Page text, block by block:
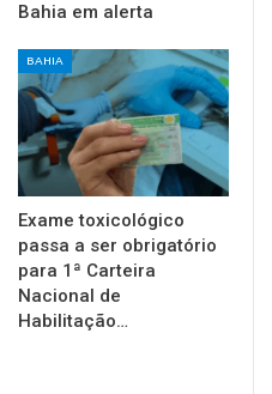
Bahia em alerta
BAHIA
Exame toxicológico
passa a ser obrigatório
para 1ª Carteira
Nacional de
Habilitação…